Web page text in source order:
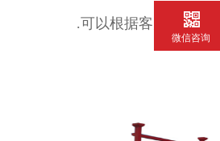
.可以根据客户需要正置
微信咨询